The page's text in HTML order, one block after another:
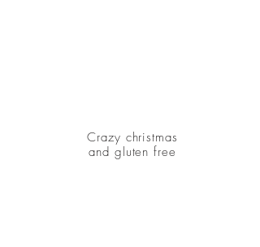
Crazy christmas
and gluten free